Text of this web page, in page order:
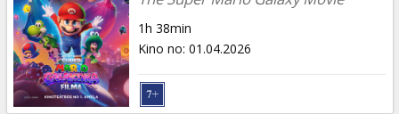
Klubs
1h 38min
Kino no: 01.04.2026